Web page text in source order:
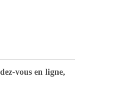
vous en ligne,